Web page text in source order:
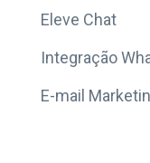
Eleve Chat
Integração
E-mail